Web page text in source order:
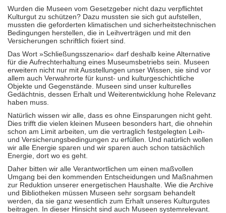
Wurden die Museen vom Gesetzgeber nicht dazu verpflichtet
Kulturgut zu schützen? Dazu mussten sie sich gut aufstellen,
mussten die geforderten klimatischen und sicherheitstechnischen
Bedingungen herstellen, die in Leihverträgen und mit den
Versicherungen schriftlich fixiert sind.
Das Wort »Schließungsszenario« darf deshalb keine Alternative
für die Aufrechterhaltung eines Museumsbetriebs sein. Museen
erweitern nicht nur mit Ausstellungen unser Wissen, sie sind vor
allem auch Verwahrorte für kunst- und kulturgeschichtliche
Objekte und Gegenstände. Museen sind unser kulturelles
Gedächtnis, dessen Erhalt und Weiterentwicklung hohe Relevanz
haben muss.
Natürlich wissen wir alle, dass es ohne Einsparungen nicht geht.
Dies trifft die vielen kleinen Museen besonders hart, die ohnehin
schon am Limit arbeiten, um die vertraglich festgelegten Leih-
und Versicherungsbedingungen zu erfüllen. Und natürlich wollen
wir alle Energie sparen und wir sparen auch schon tatsächlich
Energie, dort wo es geht.
Daher bitten wir alle Verantwortlichen um einen maßvollen
Umgang bei den kommenden Entscheidungen und Maßnahmen
zur Reduktion unserer energetischen Haushalte. Wie die Archive
und Bibliotheken müssen Museen sehr sorgsam behandelt
werden, da sie ganz wesentlich zum Erhalt unseres Kulturgutes
beitragen. In dieser Hinsicht sind auch Museen systemrelevant.